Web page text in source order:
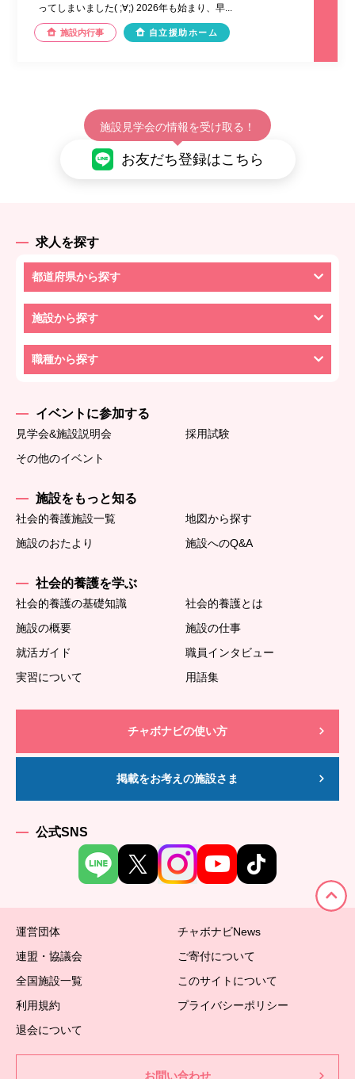
ってしまいました( ;∀;) 2026年も始まり、早...
施設内行事 自立援助ホーム
施設見学会の情報を受け取る！
お友だち登録はこちら
求人を探す
都道府県から探す
施設から探す
職種から探す
イベントに参加する
見学会&施設説明会
採用試験
その他のイベント
施設をもっと知る
社会的養護施設一覧
地図から探す
施設のおたより
施設へのQ&A
社会的養護を学ぶ
社会的養護の基礎知識
社会的養護とは
施設の概要
施設の仕事
就活ガイド
職員インタビュー
実習について
用語集
チャボナビの使い方
掲載をお考えの施設さま
公式SNS
運営団体
チャボナビNews
連盟・協議会
ご寄付について
全国施設一覧
このサイトについて
利用規約
プライバシーポリシー
退会について
お問い合わせ